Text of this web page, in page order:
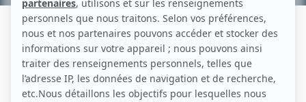
JEAN-PIERRE BONIN
Liens
Fiche de Jean-Pierre Bonin sur Showbizz.net